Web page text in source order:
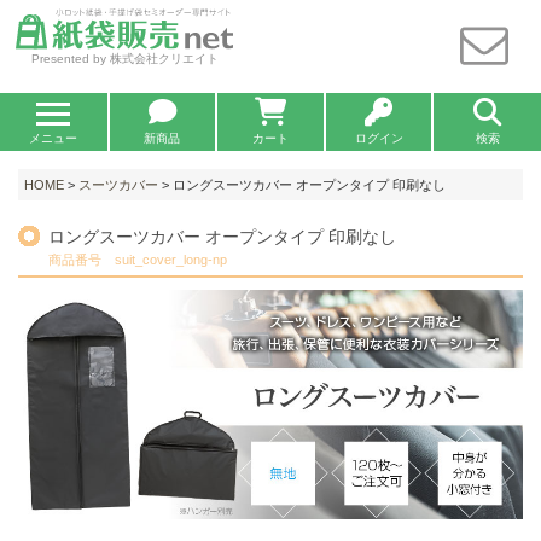
Presented by 株式会社クリエイト
メニュー 新商品 カート ログイン 検索
HOME > スーツカバー > ロングスーツカバー オープンタイプ 印刷なし
ロングスーツカバー オープンタイプ 印刷なし
商品番号 suit_cover_long-np